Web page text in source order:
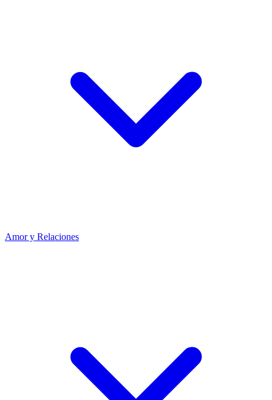
Amor y Relaciones